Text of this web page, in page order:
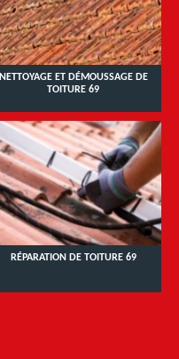
NETTOYAGE ET DÉMOUSSAGE DE
TOITURE 69
RÉPARATION DE TOITURE 69